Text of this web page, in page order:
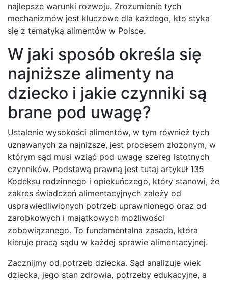
najlepsze warunki rozwoju. Zrozumienie tych
mechanizmów jest kluczowe dla każdego, kto styka
się z tematyką alimentów w Polsce.
W jaki sposób określa się
najniższe alimenty na
dziecko i jakie czynniki są
brane pod uwagę?
Ustalenie wysokości alimentów, w tym również tych
uznawanych za najniższe, jest procesem złożonym, w
którym sąd musi wziąć pod uwagę szereg istotnych
czynników. Podstawą prawną jest tutaj artykuł 135
Kodeksu rodzinnego i opiekuńczego, który stanowi, że
zakres świadczeń alimentacyjnych zależy od
usprawiedliwionych potrzeb uprawnionego oraz od
zarobkowych i majątkowych możliwości
zobowiązanego. To fundamentalna zasada, która
kieruje pracą sądu w każdej sprawie alimentacyjnej.
Zacznijmy od potrzeb dziecka. Sąd analizuje wiek
dziecka, jego stan zdrowia, potrzeby edukacyjne, a